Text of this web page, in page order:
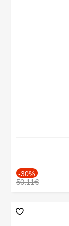
-30%
50.11€